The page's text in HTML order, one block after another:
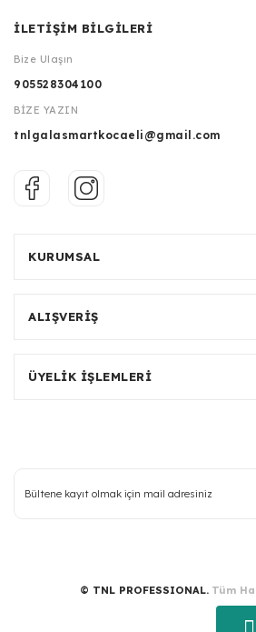
İLETİŞİM BİLGİLERİ
Bize Ulaşın
905528304100
BİZE YAZIN
tnlgalasmartkocaeli@gmail.com
KURUMSAL
ALIŞVERİŞ
ÜYELİK İŞLEMLERİ
© TNL PROFESSIONAL. Tüm